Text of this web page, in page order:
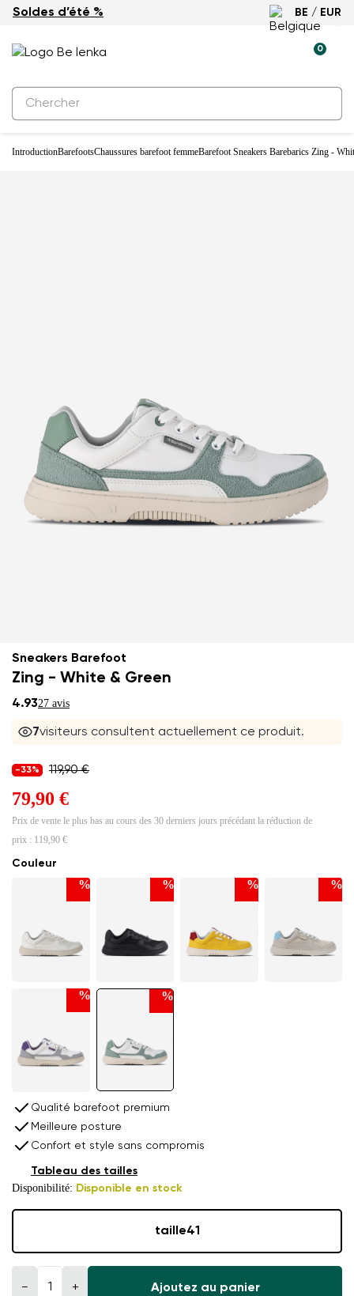
Soldes d’été % BE / EUR
0
IntroductionBarefootsChaussures barefoot femmeBarefoot Sneakers Barebarics Zing -
-33%
Sneakers Barefoot
Zing - White & Green
4.9327 avis
7visiteurs consultent actuellement ce produit.
Couleur
% % % %
% %
-33% 119,90 €
79,90 €
Prix de vente le plus bas au cours des 30 derniers jours précédant la réduction de
prix : 119,90 €
Qualité barefoot premium
Meilleure posture
Confort et style sans compromis
Disponibilité: Disponible en stock
Tableau des tailles
taille41
− + Ajoutez au panier